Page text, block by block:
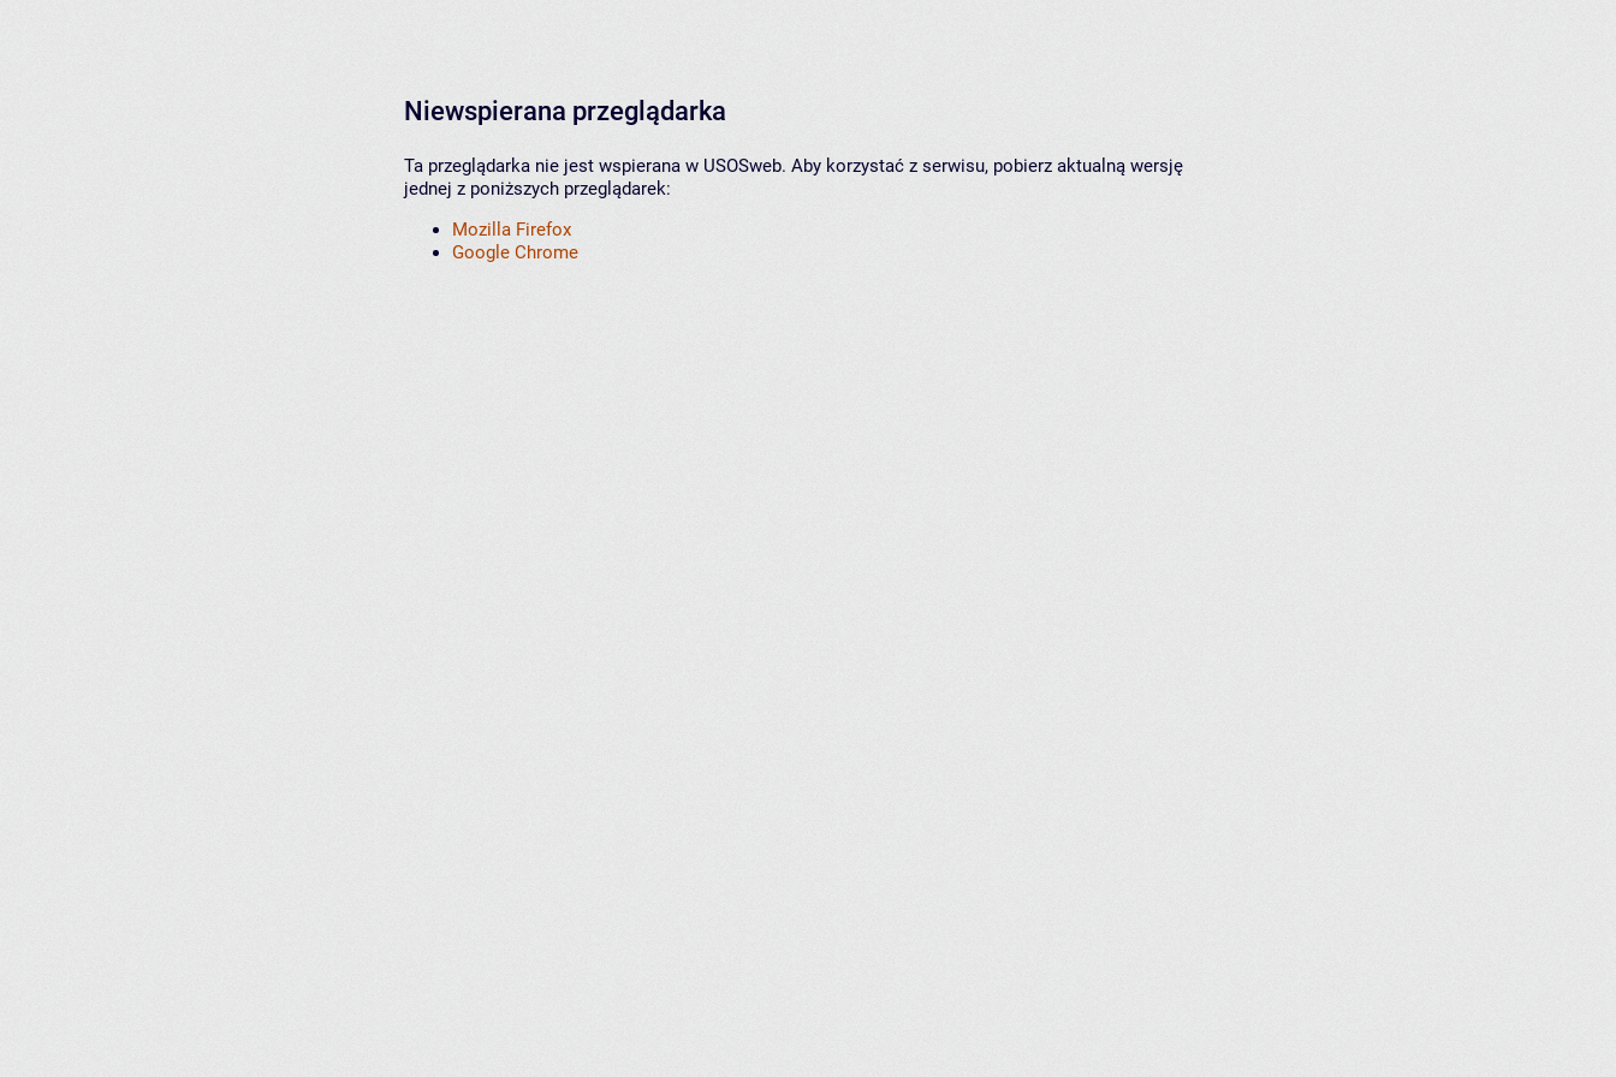
Niewspierana przeglądarka
Ta przeglądarka nie jest wspierana w USOSweb. Aby korzystać z serwisu, pobierz aktualną wersję
jednej z poniższych przeglądarek:
Mozilla Firefox
Google Chrome